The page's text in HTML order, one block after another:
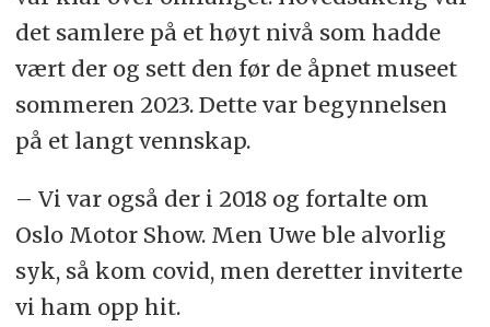
det samlere på et høyt nivå som hadde
vært der og sett den før de åpnet museet
sommeren 2023. Dette var begynnelsen
på et langt vennskap.
– Vi var også der i 2018 og fortalte om
Oslo Motor Show. Men Uwe ble alvorlig
syk, så kom covid, men deretter inviterte
vi ham opp hit.